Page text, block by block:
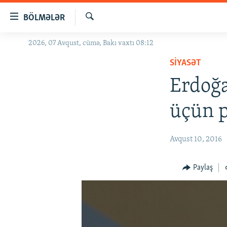
BÖLMƏLƏR
GÜNDƏM
Axtar
2026, 07 Avqust, cümə, Bakı vaxtı 08:12
SIYASƏT
üçün
Avqust 10, 2016
Paylaş